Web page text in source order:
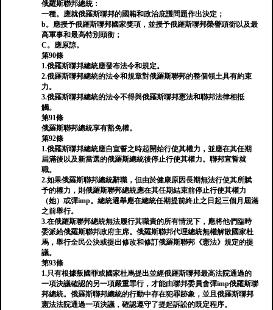
俄羅斯聯邦總統：
一種。應就俄羅斯聯邦的國籍和政治庇護問題作出決定；
b。應授予俄羅斯聯邦國家獎項，並授予俄羅斯聯邦榮譽頭銜以及最
高軍事和最高特別頭銜；
C。應原諒。
第90條
1.俄羅斯聯邦總統應發布法令和規定。
2.俄羅斯聯邦總統的法令和規章對俄羅斯聯邦的整個領土具有約束
力。
3.俄羅斯聯邦總統的法令不得與俄羅斯聯邦憲法和聯邦法律相抵
觸。
第91條
俄羅斯聯邦總統享有豁免權。
第92條
1.俄羅斯聯邦總統應自宣誓之時起開始行使其權力，並應在其任期
屆滿後以及新當選的俄羅斯總統後停止行使其權力。聯邦宣誓就
職。
2.如果俄羅斯聯邦總統辭職，但由於健康原因長期無法行使其所賦
予的權力，則俄羅斯聯邦總統應在其任期結束前停止行使其權力
（她）或彈imp。總統選舉應在總統任期提前終止之日起三個月屆滿
之前舉行。
3.在俄羅斯聯邦總統無法履行其職責的所有情況下，應將他們臨時
委派給俄羅斯聯邦政府主席。俄羅斯聯邦代理總統無權解散國家杜
馬，舉行全民公決或提出修改和修訂俄羅斯聯邦《憲法》規定的提
議。
第93條
1.只有根據叛國罪或國家杜馬提出並經俄羅斯聯邦最高法院通過的
一項決議確認的另一項嚴重罪行，才能由聯邦委員會彈imp俄羅斯聯
邦總統。俄羅斯聯邦總統的行動中存在犯罪跡象，並且俄羅斯聯邦
憲法法院通過一項決議，確認遵守了提起訴訟的既定程序。